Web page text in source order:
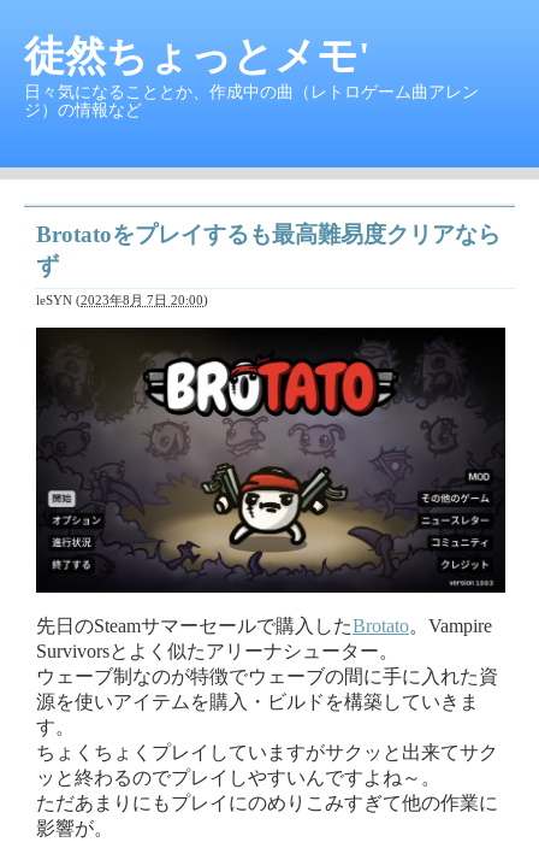
徒然ちょっとメモ'
日々気になることとか、作成中の曲（レトロゲーム曲アレン
ジ）の情報など
Brotatoをプレイするも最高難易度クリアなら
ず
leSYN (2023年8月 7日 20:00)
先日のSteamサマーセールで購入したBrotato。Vampire
Survivorsとよく似たアリーナシューター。
ウェーブ制なのが特徴でウェーブの間に手に入れた資
源を使いアイテムを購入・ビルドを構築していきま
す。
ちょくちょくプレイしていますがサクッと出来てサク
ッと終わるのでプレイしやすいんですよね～。
ただあまりにもプレイにのめりこみすぎて他の作業に
影響が。